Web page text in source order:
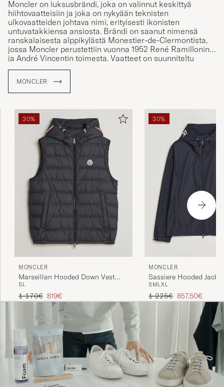
Moncler on luksusbrändi, joka on valinnut keskittyä
hiihtovaatteisiin ja joka on nykyään teknisten
ulkovaatteiden johtava nimi, erityisesti ikonisten
untuvatakkiensa ansiosta. Brändi on saanut nimensä
ranskalaisesta alppikylästä Monestier-de-Clermontista,
jossa Moncler perustettiin vuonna 1952 René Ramillonin
ja André Vincentin toimesta. Vaatteet on suunniteltu
vastaamaan elämää niin lumisten rinteiden äärellä kuin
harrastajia että kaupunkilaisia. Care of Carl on Monclerin
valtuutettu jälleenmyyjä ja tarjoaa tarkoin valikoidun
MONCLER
30%
MONCLER
Marseillan Hooded Down Vest
Black
SL
Tavallinen hinta
1 170€ Alennettu hinta
819€
30%
MONCLER
Sassiere Hooded
SMLXL
Tavallinen hinta
1 225€ Alennettu
857,50€